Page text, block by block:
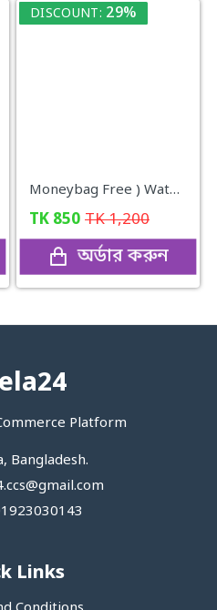
DISCOUNT: 29%
Moneybag Free ) Waterproof Multi- Laptop Backpack ( black color )
TK 850 TK1,200
অর্ডার করুন
Platform
Bangladesh.
Links